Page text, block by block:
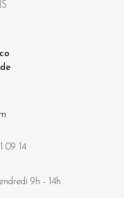
09 14
9h - 14h